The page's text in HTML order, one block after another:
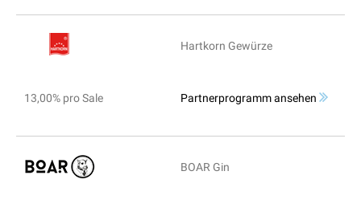
Hartkorn Gewürze
13,00% pro Sale Partnerprogramm ansehen
BOAR Gin